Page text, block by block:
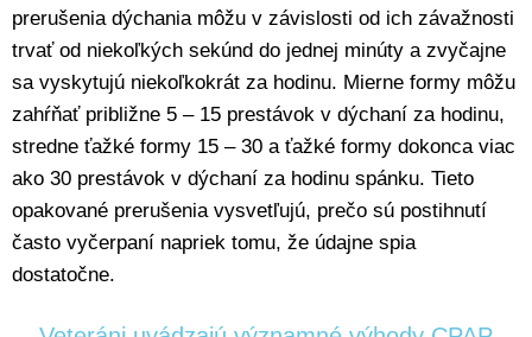
prerušenia dýchania môžu v závislosti od ich závažnosti
trvať od niekoľkých sekúnd do jednej minúty a zvyčajne
sa vyskytujú niekoľkokrát za hodinu. Mierne formy môžu
zahŕňať približne 5 – 15 prestávok v dýchaní za hodinu,
stredne ťažké formy 15 – 30 a ťažké formy dokonca viac
ako 30 prestávok v dýchaní za hodinu spánku. Tieto
opakované prerušenia vysvetľujú, prečo sú postihnutí
často vyčerpaní napriek tomu, že údajne spia
dostatočne.